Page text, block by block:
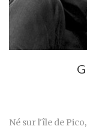
Né sur l'île de